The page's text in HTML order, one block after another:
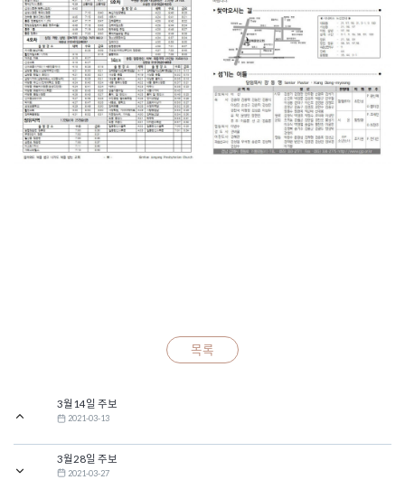
목록
3월14일 주보
2021-03-13
3월28일 주보
2021-03-27